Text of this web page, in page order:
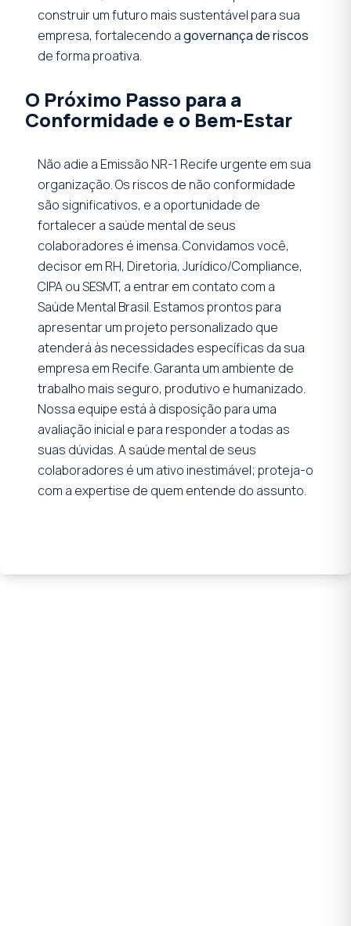
construir um futuro mais sustentável para sua
empresa, fortalecendo agovernança de riscos
de forma proativa.
O Próximo Passo para a
Conformidade e o Bem-Estar
Não adie a Emissão NR-1 Recife urgente em sua
organização. Os riscos de não conformidade
são significativos, e a oportunidade de
fortalecer a saúde mental de seus
colaboradores é imensa. Convidamos você,
decisor em RH, Diretoria, Jurídico/Compliance,
CIPA ou SESMT, a entrar em contato com a
Saúde Mental Brasil. Estamos prontos para
apresentar um projeto personalizado que
atenderá às necessidades específicas da sua
empresa em Recife. Garanta um ambiente de
trabalho mais seguro, produtivo e humanizado.
Nossa equipe está à disposição para uma
avaliação inicial e para responder a todas as
suas dúvidas. A saúde mental de seus
colaboradores é um ativo inestimável; proteja-o
com a expertise de quem entende do assunto.